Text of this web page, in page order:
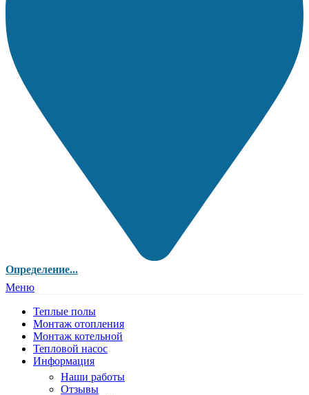
Определение...
Меню
Теплые полы
Монтаж отопления
Монтаж котельной
Тепловой насос
Информация
Наши работы
Отзывы